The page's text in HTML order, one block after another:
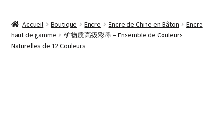
menu
English
Accueil Boutique Encre Encre de Chine en Bâton
Encre
haut de gamme
矿物质高级彩墨 – Ensemble de Couleurs
Naturelles de 12 Couleurs